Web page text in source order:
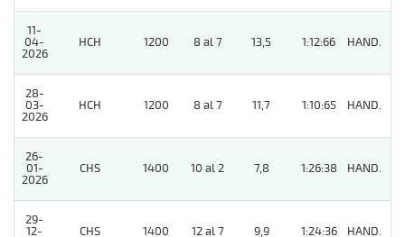
11-
04-
2026
HCH 1200 8 al 7 13,5 1:12:66 HAND.
28-
03-
2026
HCH 1200 8 al 7 11,7 1:10:65 HAND.
26-
01-
2026
CHS 1400 10 al 2 7,8 1:26:38 HAND.
29-
12-
CHS 1400 12 al 7 9,9 1:24:36 HAND.